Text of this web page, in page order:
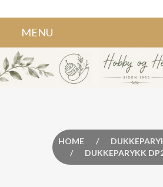
HOME /
/
DUKKEPARYKK